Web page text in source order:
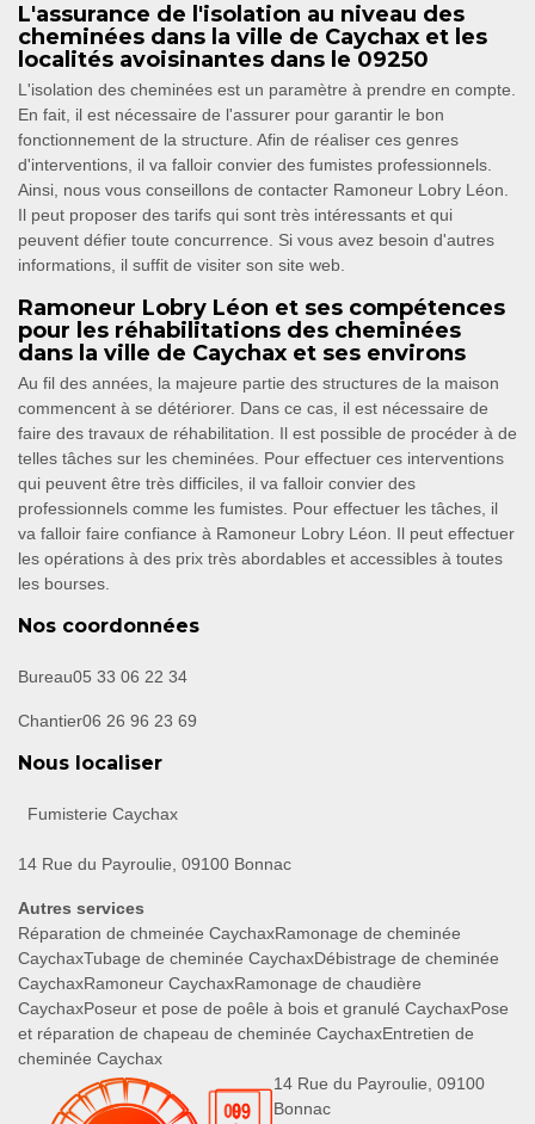
L'assurance de l'isolation au niveau des
cheminées dans la ville de Caychax et les
localités avoisinantes dans le 09250
L'isolation des cheminées est un paramètre à prendre en compte.
En fait, il est nécessaire de l'assurer pour garantir le bon
fonctionnement de la structure. Afin de réaliser ces genres
d'interventions, il va falloir convier des fumistes professionnels.
Ainsi, nous vous conseillons de contacter Ramoneur Lobry Léon.
Il peut proposer des tarifs qui sont très intéressants et qui
peuvent défier toute concurrence. Si vous avez besoin d'autres
informations, il suffit de visiter son site web.
Ramoneur Lobry Léon et ses compétences
pour les réhabilitations des cheminées
dans la ville de Caychax et ses environs
Au fil des années, la majeure partie des structures de la maison
commencent à se détériorer. Dans ce cas, il est nécessaire de
faire des travaux de réhabilitation. Il est possible de procéder à de
telles tâches sur les cheminées. Pour effectuer ces interventions
qui peuvent être très difficiles, il va falloir convier des
professionnels comme les fumistes. Pour effectuer les tâches, il
va falloir faire confiance à Ramoneur Lobry Léon. Il peut effectuer
les opérations à des prix très abordables et accessibles à toutes
les bourses.
Nos coordonnées
Bureau05 33 06 22 34
Chantier06 26 96 23 69
Nous localiser
Fumisterie Caychax
14 Rue du Payroulie, 09100 Bonnac
Autres services
Réparation de chmeinée CaychaxRamonage de cheminée
CaychaxTubage de cheminée CaychaxDébistrage de cheminée
CaychaxRamoneur CaychaxRamonage de chaudière
CaychaxPoseur et pose de poêle à bois et granulé CaychaxPose
et réparation de chapeau de cheminée CaychaxEntretien de
cheminée Caychax
14 Rue du Payroulie, 09100
Bonnac